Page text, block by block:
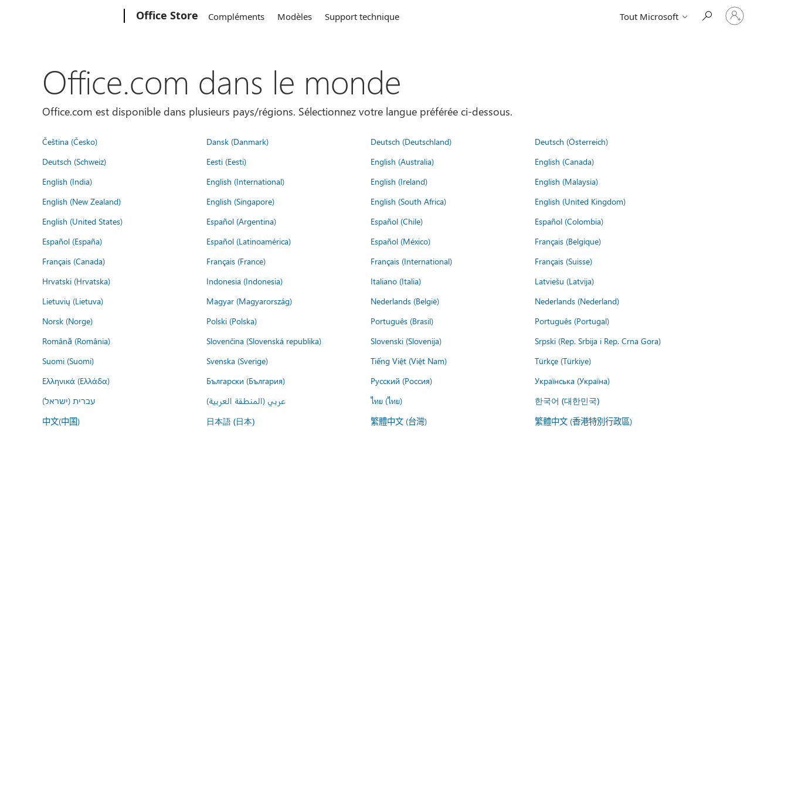
Office Store Compléments Modèles Support technique Tout Microsoft
Connectez-
vous
Office.com dans le monde
Office.com est disponible dans plusieurs pays/régions. Sélectionnez votre langue préférée ci-dessous.
Čeština (Česko) Dansk (Danmark) Deutsch (Deutschland)
Deutsch (Österreich)
Deutsch (Schweiz)
Eesti (Eesti) English (Australia)
English (Canada)
English (India)
English (International) English (Ireland)
English (Malaysia)
English (New Zealand)
English (Singapore) English (South Africa)
English (United Kingdom)
English (United States)
Español (Argentina) Español (Chile)
Español (Colombia)
Español (España)
Español (Latinoamérica) Español (México)
Français (Belgique)
Français (Canada)
Français (France) Français (International)
Français (Suisse)
Hrvatski (Hrvatska)
Indonesia (Indonesia) Italiano (Italia)
Latviešu (Latvija)
Lietuvių (Lietuva)
Magyar (Magyarország) Nederlands (België)
Nederlands (Nederland)
Norsk (Norge)
Polski (Polska) Português (Brasil)
Português (Portugal)
Română (România)
Slovenčina (Slovenská republika) Slovenski (Slovenija)
Srpski (Rep. Srbija i Rep. Crna Gora)
Suomi (Suomi)
Svenska (Sverige) Tiếng Việt (Việt Nam)
Türkçe (Türkiye)
Ελληνικά (Ελλάδα)
Български (България) Русский (Россия)
Українська (Україна)
עברית (ישראל)
عربي (المنطقة العربية) ไทย (ไทย) 한국어 (대한민국)
中文(中国) 日本語 (日本) 繁體中文 (台灣) 繁體中文 (香港特別行政區)